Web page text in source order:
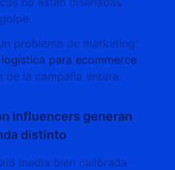
problema de marketing:
logística para ecommerce
de la campaña entera.
influencers generan
distinto
media bien calibrada